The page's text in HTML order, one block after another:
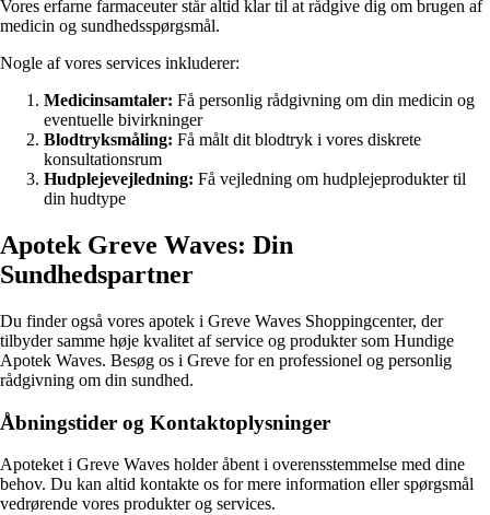
Vores erfarne farmaceuter står altid klar til at rådgive dig om brugen af
medicin og sundhedsspørgsmål.
Nogle af vores services inkluderer:
Medicinsamtaler: Få personlig rådgivning om din medicin og
eventuelle bivirkninger
Blodtryksmåling: Få målt dit blodtryk i vores diskrete
konsultationsrum
Hudplejevejledning: Få vejledning om hudplejeprodukter til
din hudtype
Apotek Greve Waves: Din
Sundhedspartner
Du finder også vores apotek i Greve Waves Shoppingcenter, der
tilbyder samme høje kvalitet af service og produkter som Hundige
Apotek Waves. Besøg os i Greve for en professionel og personlig
rådgivning om din sundhed.
Åbningstider og Kontaktoplysninger
Apoteket i Greve Waves holder åbent i overensstemmelse med dine
behov. Du kan altid kontakte os for mere information eller spørgsmål
vedrørende vores produkter og services.